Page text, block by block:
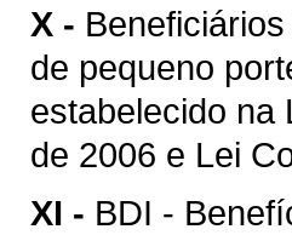
X -
de pequeno
estabelecido na
de 2006 e Lei
XI - BDI -